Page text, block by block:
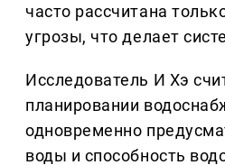
часто рассчитана
угрозы, что делает
Исследователь И Хэ
планировании
одновременно
воды и способность